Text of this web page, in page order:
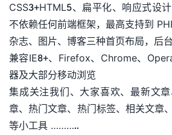
CSS3+HTML5、扁平化、响应式设
不依赖任何前端框架，最高支持到
杂志、图片、博客三种首页布局，后
兼容IE8+、Firefox、Chrome、
器及大部分移动浏览
集成关注我们、大家喜欢、最新文
章、热门文章、热门标签、相关文章
等小工具 ………..